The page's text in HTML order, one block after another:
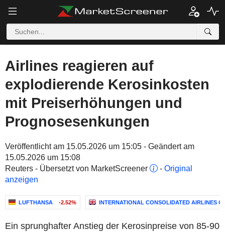
Airlines reagieren auf
explodierende Kerosinkosten
mit Preiserhöhungen und
Prognosesenkungen
Veröffentlicht am 15.05.2026 um 15:05 - Geändert am
15.05.2026 um 15:08
Reuters - Übersetzt von MarketScreener
- Original
anzeigen
LUFTHANSA -2.52% INTERNATIONAL CONSOLIDATED AIRLINES
Ein sprunghafter Anstieg der Kerosinpreise von 85-90